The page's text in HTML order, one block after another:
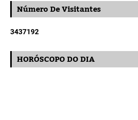
Número De Visitantes
3437192
HORÓSCOPO DO DIA